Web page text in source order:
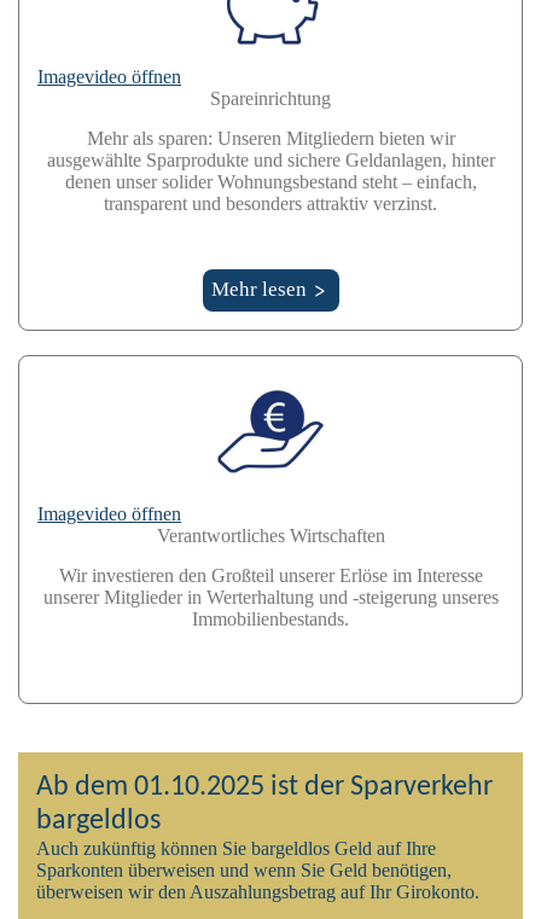
Imagevideo öffnen
Spareinrichtung
Mehr als sparen: Unseren Mitgliedern bieten wir
ausgewählte Sparprodukte und sichere Geldanlagen, hinter
denen unser solider Wohnungsbestand steht – einfach,
transparent und besonders attraktiv verzinst.
Mehr lesen
Imagevideo öffnen
Verantwortliches Wirtschaften
Wir investieren den Großteil unserer Erlöse im Interesse
unserer Mitglieder in Werterhaltung und -steigerung unseres
Immobilienbestands.
Ab dem 01.10.2025 ist der Sparverkehr
bargeldlos
Auch zukünftig können Sie bargeldlos Geld auf Ihre
Sparkonten überweisen und wenn Sie Geld benötigen,
überweisen wir den Auszahlungsbetrag auf Ihr Girokonto.